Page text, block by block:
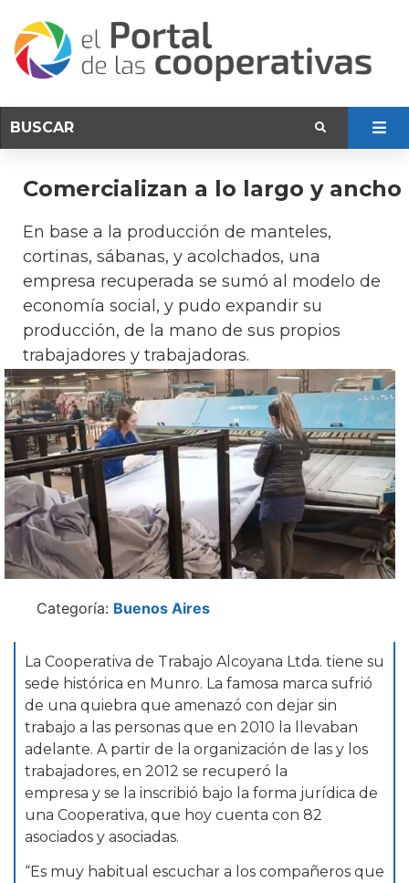
Comercializan a lo largo y
En base a la producción de manteles,
cortinas, sábanas, y acolchados, una
empresa recuperada se sumó al modelo de
economía social, y pudo expandir su
producción, de la mano de sus propios
trabajadores y trabajadoras.
Categoría: Buenos Aires
La Cooperativa de Trabajo Alcoyana Ltda. tiene su
sede histórica en Munro. La famosa marca sufrió
de una quiebra que amenazó con dejar sin
trabajo a las personas que en 2010 la llevaban
adelante. A partir de la organización de las y los
trabajadores, en 2012 se recuperó la
empresa y se la inscribió bajo la forma jurídica de
una Cooperativa, que hoy cuenta con 82
asociados y asociadas.
“Es muy habitual escuchar a los compañeros que